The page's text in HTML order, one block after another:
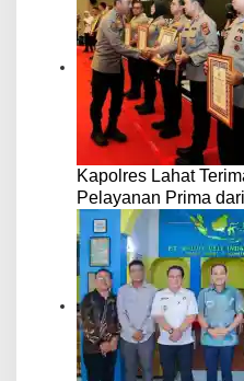
Kapolres Lahat
Pelayanan Prima